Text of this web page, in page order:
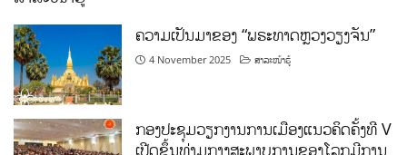
ຄວາມເປັນມາຂອງ “ພຣະທາດຫຼວງວຽງຈັນ”
4 November 2025 ສາລະໜ້າຮູ້
ກອງປະຊຸມວຽກງານການເມືອງແນວຄິດຄັ້ງທີ V
ເປີດຂຶ້ນທ່າມກາງສະພາບການຂອງໂລກມີການ